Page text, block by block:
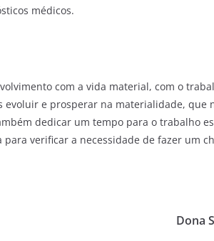
médicos.
com a vida material, com o
e prosperar na materialidade, que
dedicar um tempo para o trabalho
verificar a necessidade de fazer um
Dona